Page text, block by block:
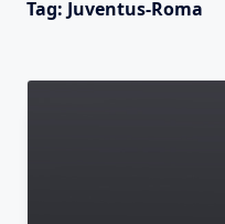
Tag: Juventus-Roma